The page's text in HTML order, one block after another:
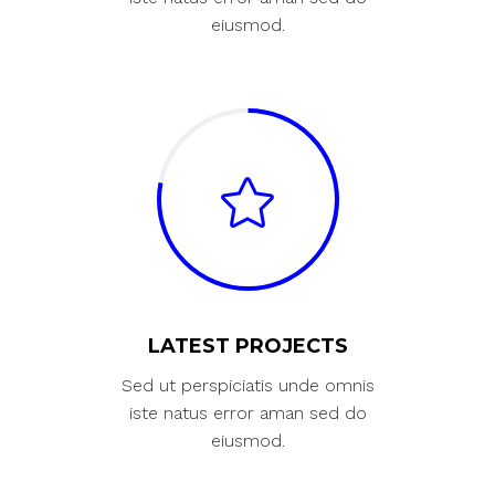
eiusmod.
LATEST PROJECTS
Sed ut perspiciatis unde omnis
iste natus error aman sed do
eiusmod.